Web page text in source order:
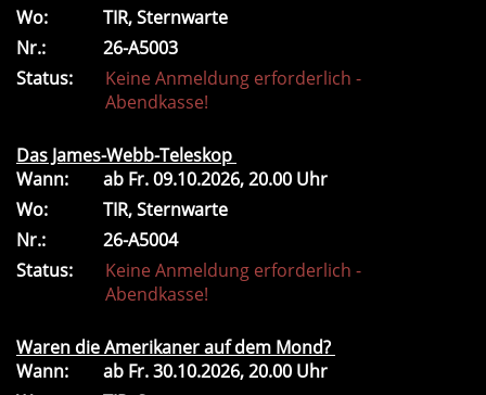
Wo:
TIR, Sternwarte
Nr.:
26-A5003
Status:
Keine Anmeldung erforderlich -
Abendkasse!
Das James-Webb-Teleskop
Wann:
ab Fr.09.10.2026, 20.00 Uhr
Wo:
TIR, Sternwarte
Nr.:
26-A5004
Status:
Keine Anmeldung erforderlich -
Abendkasse!
Waren die Amerikaner auf dem Mond?
Wann:
ab Fr.30.10.2026, 20.00 Uhr